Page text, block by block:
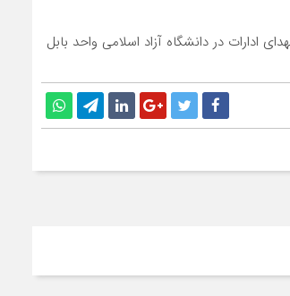
ادارات در دانشگاه آزاد اسلامی واحد بابل